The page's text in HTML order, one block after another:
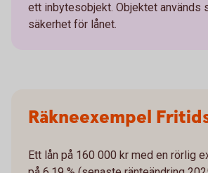
ett inbytesobjekt. Objektet används
säkerhet för lånet.
Räkneexempel
Ett lån på 160 000 kr med en rörlig